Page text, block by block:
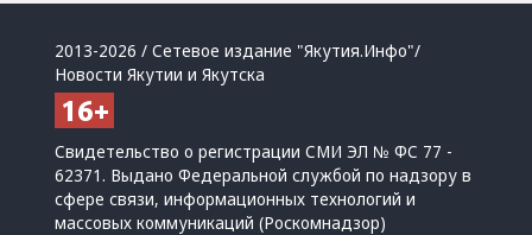
2013-2026 / Сетевое издание "Якутия.Инфо"/
Новости Якутии и Якутска
Свидетельство о регистрации СМИ ЭЛ № ФС 77 -
62371. Выдано Федеральной службой по надзору в
сфере связи, информационных технологий и
массовых коммуникаций (Роскомнадзор)